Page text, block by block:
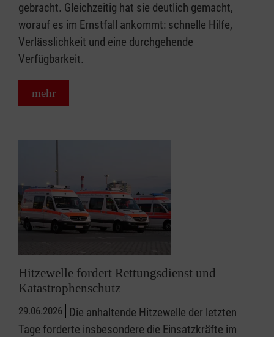
gebracht. Gleichzeitig hat sie deutlich gemacht,
worauf es im Ernstfall ankommt: schnelle Hilfe,
Verlässlichkeit und eine durchgehende
Verfügbarkeit.
mehr
Hitzewelle fordert Rettungsdienst und
Katastrophenschutz
29.06.2026 Die anhaltende Hitzewelle der letzten
Tage forderte insbesondere die Einsatzkräfte im